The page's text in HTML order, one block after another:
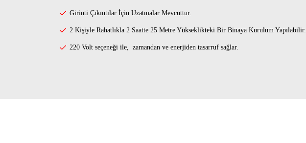
Girinti Çıkıntılar İçin Uzatmalar Mevcuttur.
2 Kişiyle Rahatlıkla 2 Saatte 25 Metre Yükseklikteki Bir Binaya Kurulum Yapılabilir.
220 Volt seçeneği ile, zamandan ve enerjiden tasarruf sağlar.